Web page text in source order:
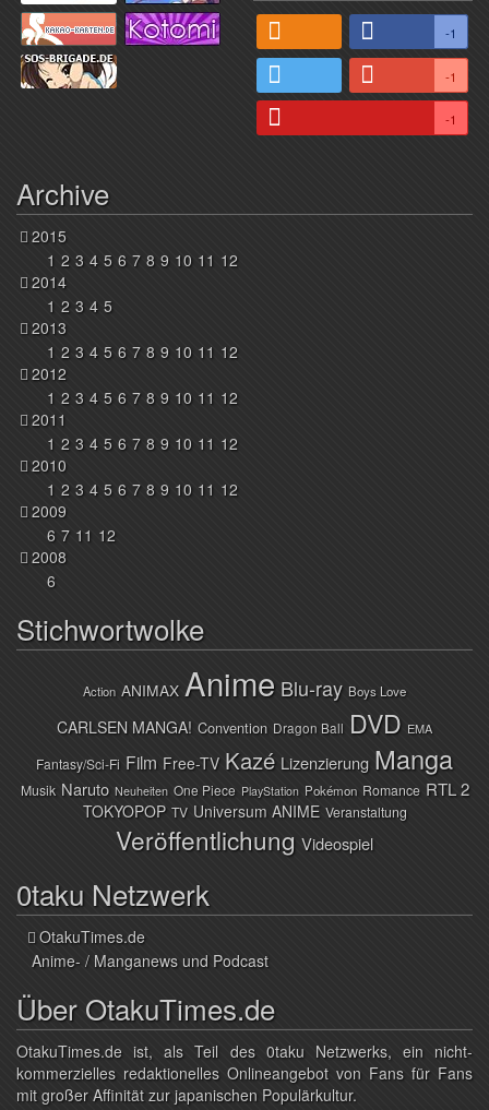
-1
-1
-1
Archive
2015
1 2 3 4 5 6 7 8 9 10 11 12
2014
1 2 3 4 5
2013
1 2 3 4 5 6 7 8 9 10 11 12
2012
1 2 3 4 5 6 7 8 9 10 11 12
2011
1 2 3 4 5 6 7 8 9 10 11 12
2010
1 2 3 4 5 6 7 8 9 10 11 12
2009
6 7 11 12
2008
6
Stichwortwolke
Action ANIMAX Anime Blu-ray Boys Love
CARLSEN MANGA! Convention Dragon Ball DVD EMA
Fantasy/Sci-Fi Film Free-TV Kazé Lizenzierung Manga
Musik Naruto Neuheiten One Piece PlayStation Pokémon Romance RTL 2
TOKYOPOP TV Universum ANIME Veranstaltung
Veröffentlichung Videospiel
0taku Netzwerk
OtakuTimes.de
Anime- / Manganews und Podcast
Über OtakuTimes.de
OtakuTimes.de ist, als Teil des 0taku Netzwerks, ein nicht-
kommerzielles redaktionelles Onlineangebot von Fans für Fans
mit großer Affinität zur japanischen Populärkultur.